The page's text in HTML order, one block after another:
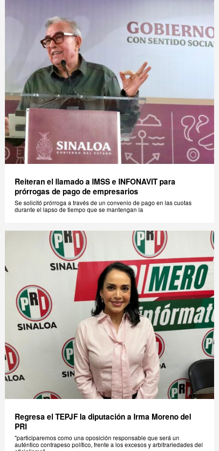
Reiteran el llamado a IMSS e INFONAVIT para
prórrogas de pago de empresarios
Se solicitó prórroga a través de un convenio de pago en las cuotas
durante el lapso de tiempo que se mantengan la
Regresa el TEPJF la diputación a Irma Moreno del
PRI
"participaremos como una oposición responsable que será un
auténtico contrapeso político, frente a los excesos y arbitrariedades del